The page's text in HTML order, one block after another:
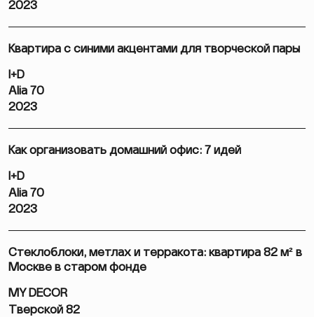
2023
Квартира с синими акцентами для творческой пары
I+D
Alia 70
2023
Как организовать домашний офис: 7 идей
I+D
Alia 70
2023
Стеклоблоки, метлах и терракота: квартира 82 м² в
Москве в старом фонде
MY DECOR
Тверской 82